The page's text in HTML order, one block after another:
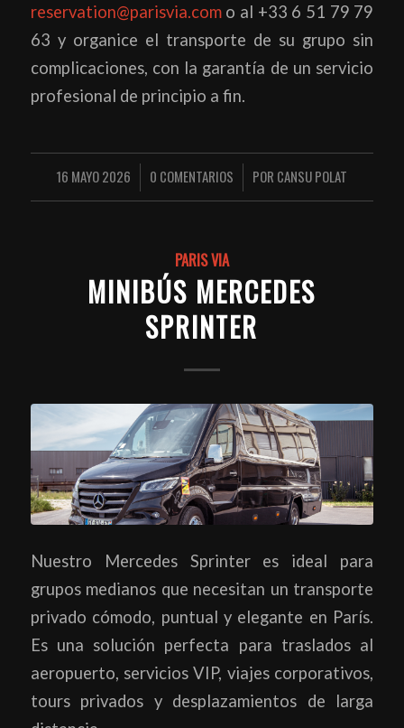
reservation@parisvia.como al +33 6 51 79 79
63 y organice el transporte de su grupo sin
complicaciones, con la garantía de un servicio
profesional de principio a fin.
16 MAYO 2026
/ 0 COMENTARIOS
/ POR CANSU POLAT
PARIS VIA
MINIBÚS MERCEDES
SPRINTER
Nuestro Mercedes Sprinter es ideal para
grupos medianos que necesitan un transporte
privado cómodo, puntual y elegante en París.
Es una solución perfecta para traslados al
aeropuerto, servicios VIP, viajes corporativos,
tours privados y desplazamientos de larga